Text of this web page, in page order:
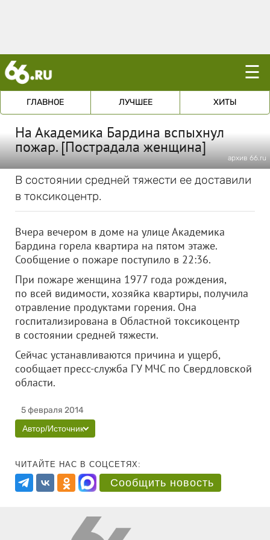
☰
ГЛАВНОЕ ЛУЧШЕЕ ХИТЫ
На Академика Бардина вспыхнул
пожар. [Пострадала женщина]
архив 66.ru
В состоянии средней тяжести ее доставили
в токсикоцентр.
Вчера вечером в доме на улице Академика
Бардина горела квартира на пятом этаже.
Сообщение о пожаре поступило в 22:36.
При пожаре женщина 1977 года рождения,
по всей видимости, хозяйка квартиры, получила
отравление продуктами горения. Она
госпитализирована в Областной токсикоцентр
в состоянии средней тяжести.
Сейчас устанавливаются причина и ущерб,
сообщает пресс-служба ГУ МЧС по Свердловской
области.
5 февраля 2014
Автор/Источник
ЧИТАЙТЕ НАС В СОЦСЕТЯХ:
Сообщить новость